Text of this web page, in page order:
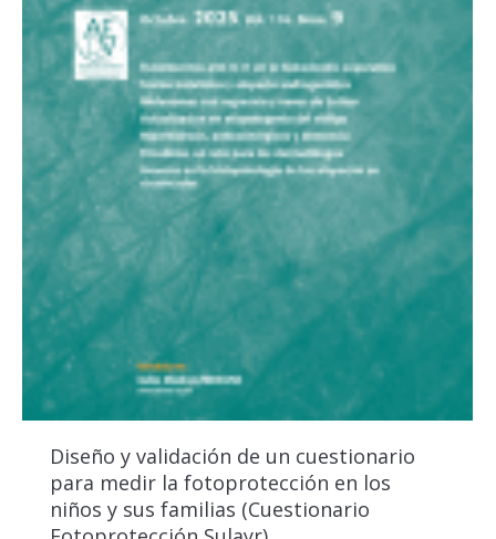
Diseño y validación de un cuestionario
para medir la fotoprotección en los
niños y sus familias (Cuestionario